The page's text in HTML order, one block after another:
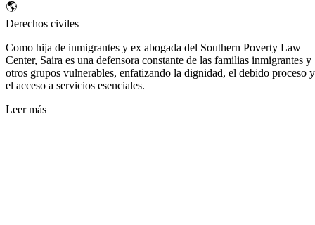
🌎
Derechos civiles
Como hija de inmigrantes y ex abogada del Southern Poverty Law
Center, Saira es una defensora constante de las familias inmigrantes y
otros grupos vulnerables, enfatizando la dignidad, el debido proceso y
el acceso a servicios esenciales.
Leer más